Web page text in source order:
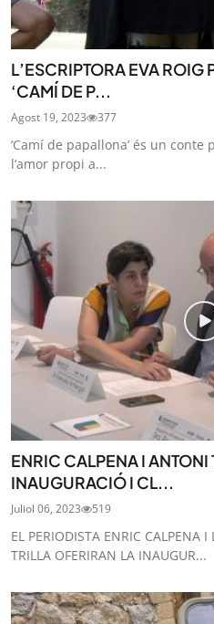
L’ESCRIPTORA EVA ROIG
‘CAMÍ DE P...
Agost 19, 2023 377
‘Camí de papallona’ és un
l’amor propi a...
ENRIC CALPENA I ANTONI
INAUGURACIÓ I CL...
Juliol 06, 2023 519
EL PERIODISTA ENRIC CALPENA
TRILLA OFERIRAN LA INAUGUR...